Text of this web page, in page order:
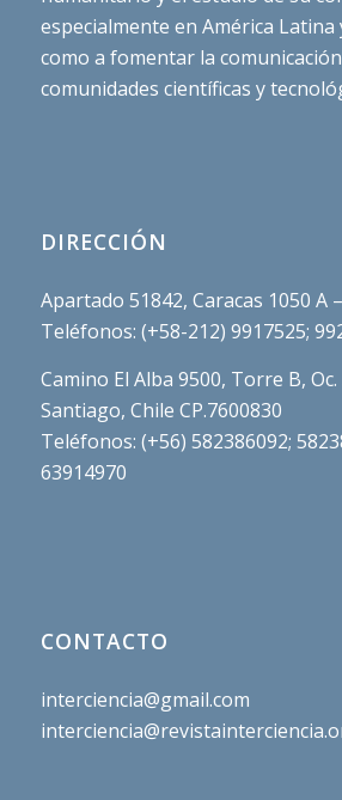
especialmente en América Latina
como a fomentar la
comunidades científicas y
DIRECCIÓN
Apartado 51842, Caracas 1050 A
Teléfonos: (+58-212) 9917525;
Camino El Alba 9500, Torre B,
Santiago, Chile CP.7600830
Teléfonos: (+56) 582386092;
63914970
CONTACTO
interciencia@gmail.com